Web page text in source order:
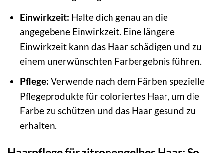
Einwirkzeit: Halte dich genau an die
angegebene Einwirkzeit. Eine längere
Einwirkzeit kann das Haar schädigen und zu
einem unerwünschten Farbergebnis führen.
Pflege: Verwende nach dem Färben spezielle
Pflegeprodukte für coloriertes Haar, um die
Farbe zu schützen und das Haar gesund zu
erhalten.